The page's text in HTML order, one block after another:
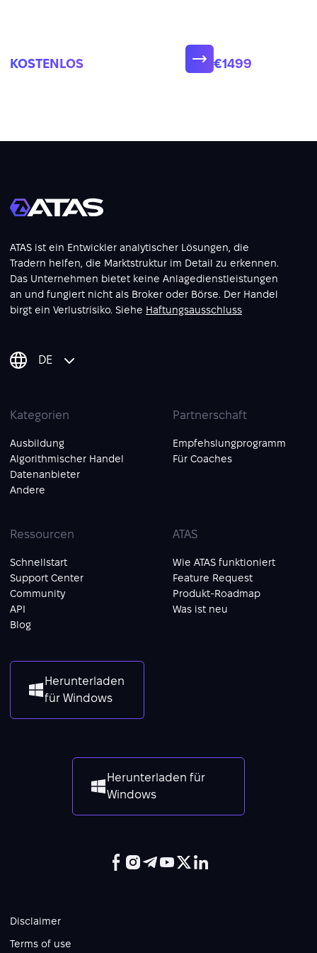
KOSTENLOS €1499
ATAS ist ein Entwickler analytischer Lösungen, die
Tradern helfen, die Marktstruktur im Detail zu erkennen.
Das Unternehmen bietet keine Anlagedienstleistungen
an und fungiert nicht als Broker oder Börse. Der Handel
birgt ein Verlustrisiko. Siehe Haftungsausschluss
DE
Kategorien
Ausbildung
Algorithmischer Handel
Datenanbieter
Andere
Partnerschaft
Empfehslungprogramm
Für Coaches
Ressourcen
Schnellstart
Support Center
Community
API
Blog
ATAS
Wie ATAS funktioniert
Feature Request
Produkt-Roadmap
Was ist neu
Herunterladen
für Windows
Herunterladen für
Windows
Disclaimer
Terms of use